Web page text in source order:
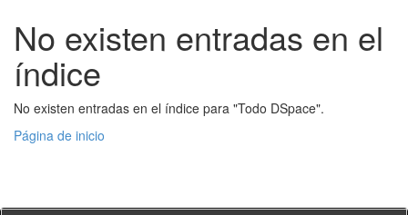
No existen entradas en el
índice
No existen entradas en el índice para "Todo DSpace".
Página de inicio